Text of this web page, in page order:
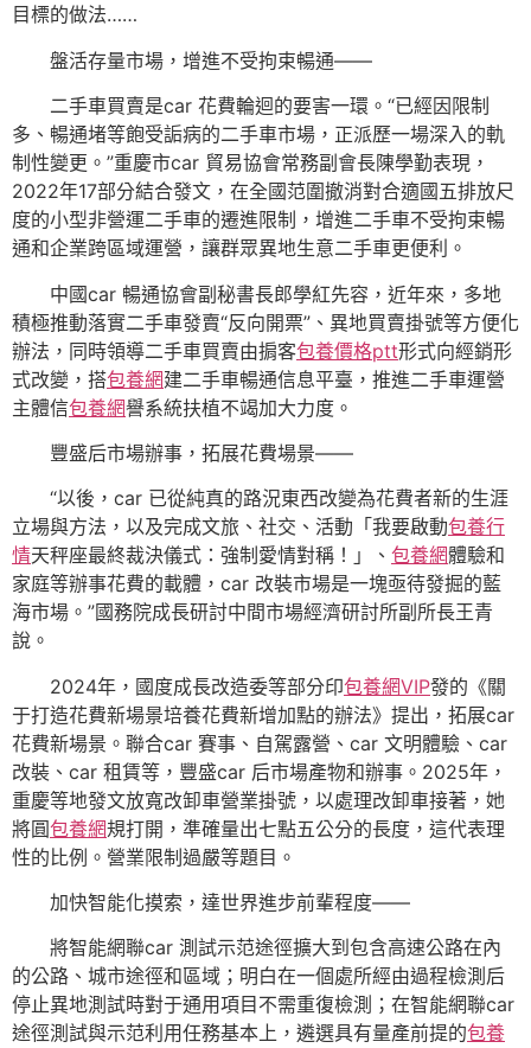
目標的做法……
盤活存量市場，增進不受拘束暢通——
二手車買賣是car 花費輪迴的要害一環。“已經因限制
多、暢通堵等飽受詬病的二手車市場，正派歷一場深入的軌
制性變更。”重慶市car 貿易協會常務副會長陳學勤表現，
2022年17部分結合發文，在全國范圍撤消對合適國五排放尺
度的小型非營運二手車的遷進限制，增進二手車不受拘束暢
通和企業跨區域運營，讓群眾異地生意二手車更便利。
中國car 暢通協會副秘書長郎學紅先容，近年來，多地
積極推動落實二手車發賣“反向開票”、異地買賣掛號等方便化
辦法，同時領導二手車買賣由掮客包養價格ptt形式向經銷形
式改變，搭包養網建二手車暢通信息平臺，推進二手車運營
主體信包養網譽系統扶植不竭加大力度。
豐盛后市場辦事，拓展花費場景——
“以後，car 已從純真的路況東西改變為花費者新的生涯
立場與方法，以及完成文旅、社交、活動「我要啟動包養行
情天秤座最終裁決儀式：強制愛情對稱！」、 包養網體驗和
家庭等辦事花費的載體，car 改裝市場是一塊亟待發掘的藍
海市場。”國務院成長研討中間市場經濟研討所副所長王青
說。
2024年，國度成長改造委等部分印包養網VIP發的《關
于打造花費新場景培養花費新增加點的辦法》提出，拓展car
花費新場景。聯合car 賽事、自駕露營、car 文明體驗、car
改裝、car 租賃等，豐盛car 后市場產物和辦事。2025年，
重慶等地發文放寬改卸車營業掛號，以處理改卸車接著，她
將圓包養網規打開，準確量出七點五公分的長度，這代表理
性的比例。營業限制過嚴等題目。
加快智能化摸索，達世界進步前輩程度——
將智能網聯car 測試示范途徑擴大到包含高速公路在內
的公路、城市途徑和區域；明白在一個處所經由過程檢測后
停止異地測試時對于通用項目不需重復檢測；在智能網聯car
途徑測試與示范利用任務基本上，遴選具有量產前提的包養